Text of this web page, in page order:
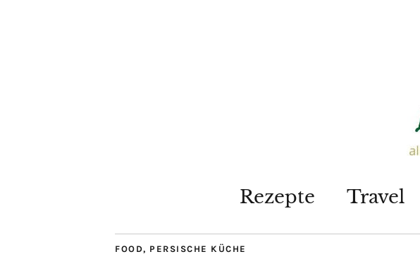
Rezepte Travel
FOOD, PERSISCHE KÜCHE